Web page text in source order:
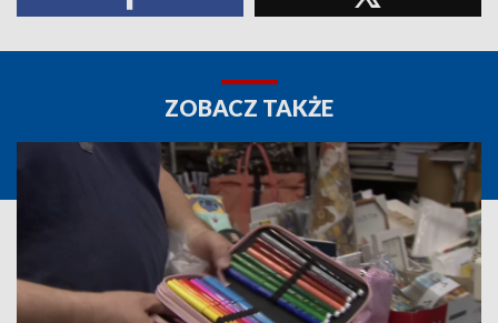
ZOBACZ TAKŻE